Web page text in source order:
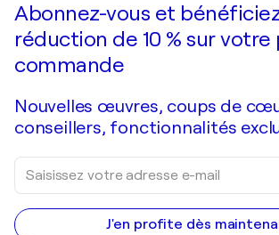
Abonnez-vous et
réduction de 10 % sur
commande
Nouvelles œuvres, coups de
conseillers, fonctionnalités
J'en profite dès